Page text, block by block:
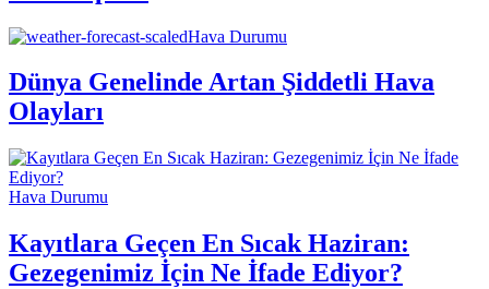
Hava Durumu
Dünya Genelinde Artan Şiddetli Hava
Olayları
Hava Durumu
Kayıtlara Geçen En Sıcak Haziran:
Gezegenimiz İçin Ne İfade Ediyor?